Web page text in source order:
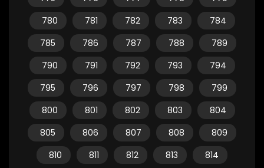
780
781 782 783
784
785
786 787 788
789
790
791 792 793
794
795
796 797 798
799
800
801 802 803
804
805
806 807 808
809
810
811 812 813
814